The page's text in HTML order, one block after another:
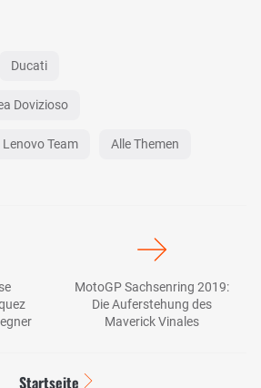
Ducati
Dovizioso
Team Alle Themen
MotoGP Sachsenring 2019:
Die Auferstehung des
Maverick Vinales
Startseite